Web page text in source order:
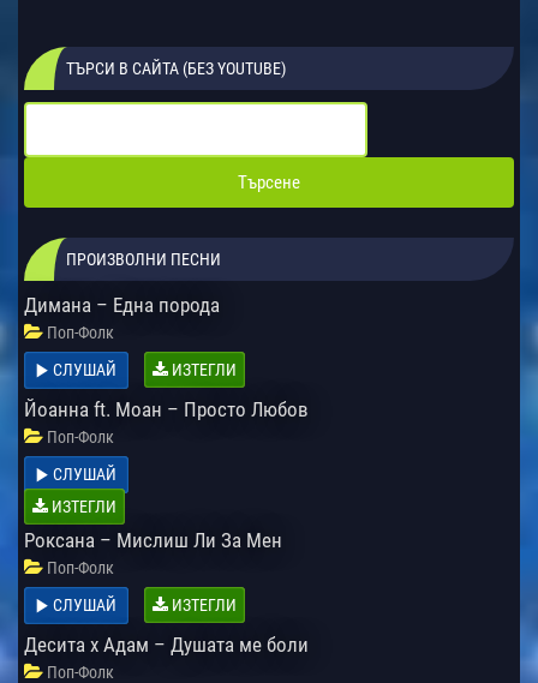
ТЪРСИ В САЙТА (БЕЗ YOUTUBE)
ПРОИЗВОЛНИ ПЕСНИ
Димана – Една порода
Поп-Фолк
СЛУШАЙ
ИЗТЕГЛИ
Йоанна ft. Моан – Просто Любов
Поп-Фолк
СЛУШАЙ
ИЗТЕГЛИ
Роксана – Мислиш Ли За Мен
Поп-Фолк
СЛУШАЙ
ИЗТЕГЛИ
Десита х Адам – Душата ме боли
Поп-Фолк